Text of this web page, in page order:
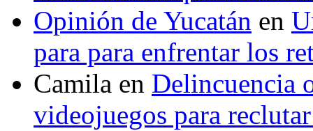
Opinión de Yucatán en
para para enfrentar los
Camila en Delincuencia
videojuegos para